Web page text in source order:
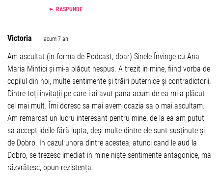
RASPUNDE
Victoria acum 7 ani
Am ascultat (in forma de Podcast, doar) Sinele Învinge cu Ana
Maria Mintici și mi-a plăcut nespus. A trezit in mine, fiind vorba de
copilul din noi, multe sentimente și trăiri puternice și contradictorii.
Dintre toți invitații pe care i-ai avut pana acum de ea mi-a plăcut
cel mai mult. Îmi doresc sa mai avem ocazia sa o mai ascultam.
Am remarcat un lucru interesant pentru mine: de la ea am putut
sa accept ideile fără lupta, deși multe dintre ele sunt susținute și
de Dobro. In cazul unora dintre acestea, atunci cand le aud la
Dobro, se trezesc imediat in mine niște sentimente antagonice, ma
răzvrătesc, opun rezistența.